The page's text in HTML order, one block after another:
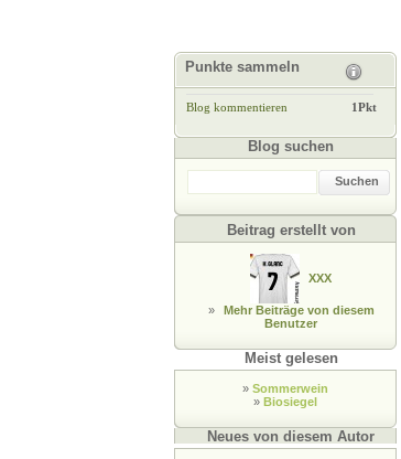
Punkte sammeln
Blog kommentieren 1Pkt
Blog suchen
Suchen
Beitrag erstellt von
XXX
»
Mehr Beiträge von diesem
Benutzer
Meist gelesen
» Sommerwein
» Biosiegel
Neues von diesem Autor